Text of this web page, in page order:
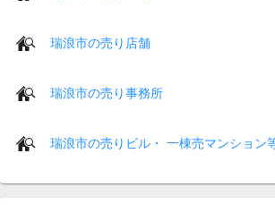
瑞浪市の売り店舗
瑞浪市の売り事務所
瑞浪市の売りビル・ 一棟売マンション